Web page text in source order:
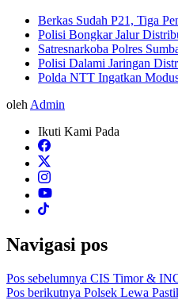
Berkas Sudah P21, Tiga
Polisi Bongkar Jalur
Satresnarkoba Polres
Polisi Dalami Jaringan
Polda NTT Ingatkan
oleh Admin
Ikuti Kami Pada
Navigasi pos
Pos sebelumnya CIS Timor &
Pos berikutnya Polsek Lewa